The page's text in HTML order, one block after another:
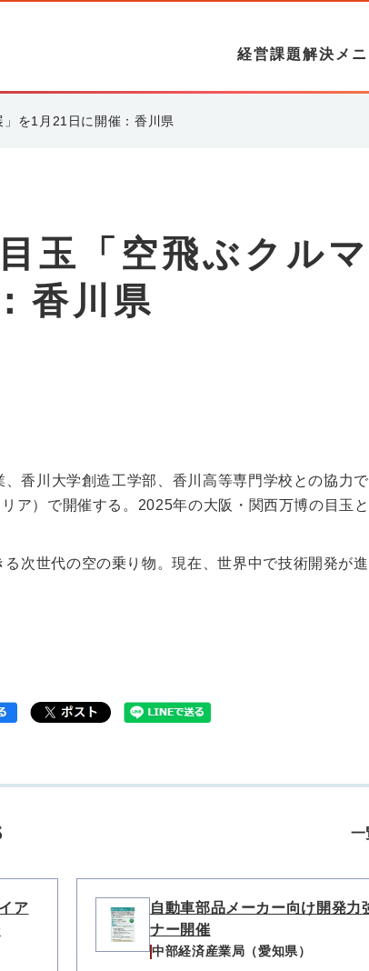
経営課題解決メ
を1月21日に開催：香川県
玉「空飛ぶクルマ
香川県
香川大学創造工学部、香川高等専門学校との協力
ア）で開催する。2025年の大阪・関西万博の目玉
次世代の空の乗り物。現在、世界中で技術開発が
一
ア
自動車部品メーカー向け開発力
ナー開催
中部経済産業局（愛知県）